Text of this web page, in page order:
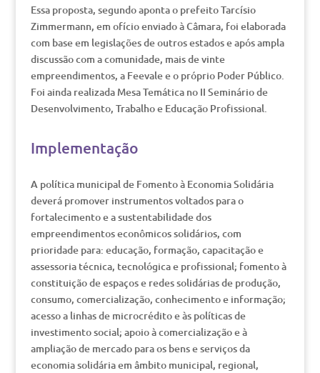
Essa proposta, segundo aponta o prefeito Tarcísio
Zimmermann, em ofício enviado à Câmara, foi elaborada
com base em legislações de outros estados e após ampla
discussão com a comunidade, mais de vinte
empreendimentos, a Feevale e o próprio Poder Público.
Foi ainda realizada Mesa Temática no II Seminário de
Desenvolvimento, Trabalho e Educação Profissional.
Implementação
A política municipal de Fomento à Economia Solidária
deverá promover instrumentos voltados para o
fortalecimento e a sustentabilidade dos
empreendimentos econômicos solidários, com
prioridade para: educação, formação, capacitação e
assessoria técnica, tecnológica e profissional; fomento à
constituição de espaços e redes solidárias de produção,
consumo, comercialização, conhecimento e informação;
acesso a linhas de microcrédito e às políticas de
investimento social; apoio à comercialização e à
ampliação de mercado para os bens e serviços da
economia solidária em âmbito municipal, regional,